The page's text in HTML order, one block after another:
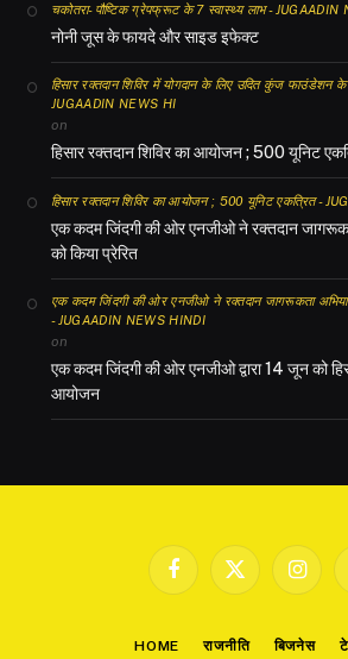
चकोतरा- पौष्टिक ग्रेपफ्रूट के 7 स्वास्थ्य लाभ -
नोनी जूस के फायदे और साइड इफेक्ट
हिसार रक्तदान शिविर में योगदान के लिए उदित कुंज फाउंडेशन के
JUGAADIN NEWS HI
on
हिसार रक्तदान शिविर का आयोजन ; 500 यूनिट
हिसार रक्तदान शिविर का आयोजन ; 500 यूनिट एकत्रित -
एक कदम जिंदगी की ओर एनजीओ ने रक्तदान
को किया प्रेरित
एक कदम जिंदगी की ओर एनजीओ ने रक्तदान जागरूकता
- JUGAADIN NEWS HINDI
on
एक कदम जिंदगी की ओर एनजीओ द्वारा 14 जून को
आयोजन
Facebook
X
HOME राजनीति बिजनेस